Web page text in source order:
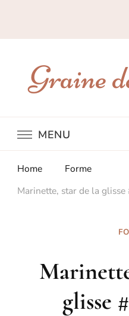
Graine
MENU
Home
Forme
Marinette, star de la
glisse